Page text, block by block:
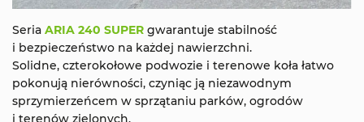
Seria ARIA 240 SUPER gwarantuje stabilność
i bezpieczeństwo na każdej nawierzchni.
Solidne, czterokołowe podwozie i terenowe koła łatwo
pokonują nierówności, czyniąc ją niezawodnym
sprzymierzeńcem w sprzątaniu parków, ogrodów
i terenów zielonych.